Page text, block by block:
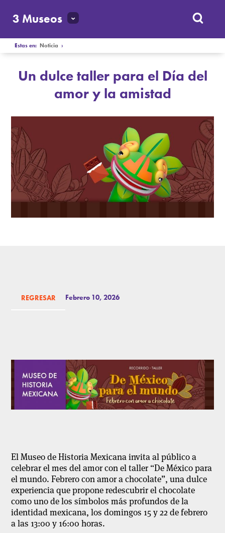
3 Museos
Estas en:Noticia ›
Un dulce taller para el Día del
amor y la amistad
REGRESAR Febrero 10, 2026
El Museo de Historia Mexicana invita al público a
celebrar el mes del amor con el taller “De México para
el mundo. Febrero con amor a chocolate”, una dulce
experiencia que propone redescubrir el chocolate
como uno de los símbolos más profundos de la
identidad mexicana, los domingos 15 y 22 de febrero
a las 13:00 y 16:00 horas.